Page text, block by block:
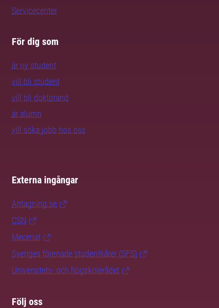
Servicecenter
För dig som
är ny student
vill bli student
vill bli doktorand
är alumn
vill söka jobb hos oss
Externa ingångar
Antagning.se
CSN
Mecenat
Sveriges förenade studentkårer (SFS)
Universitets- och högskolerådet
Följ oss